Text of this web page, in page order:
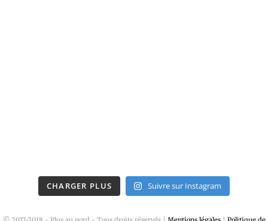
CHARGER PLUS Suivre sur Instagram